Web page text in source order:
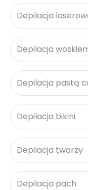
Depilacja
Depilacja
Depilacja pastą
Depilacja bikini
Depilacja twarzy
Depilacja pach